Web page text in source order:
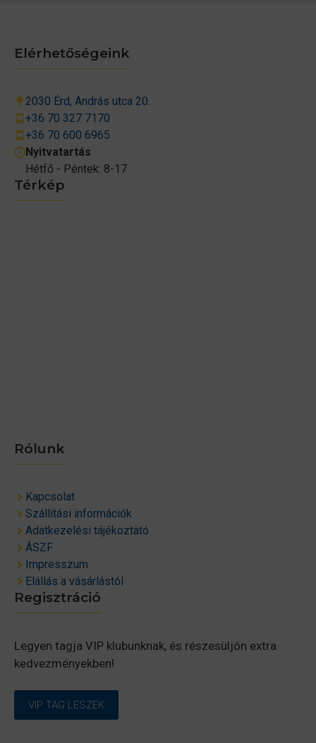
Térkép
Rólunk
Kapcsolat
Szállítási információk
Adatkezelési tájékoztató
ÁSZF
Impresszum
Elállás a vásárlástól
Elérhetőségeink
2030 Érd, András utca 20.
+36 70 327 7170
+36 70 600 6965
Nyitvatartás
Hétfő - Péntek: 8-17
Regisztráció
Legyen tagja VIP klubunknak, és részesüljön extra
kedvezményekben!
VIP TAG LESZEK